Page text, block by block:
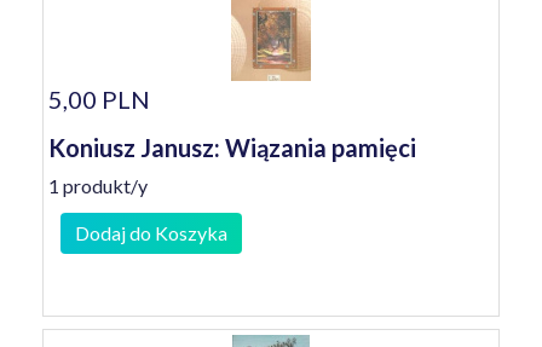
5,00 PLN
Koniusz Janusz: Wiązania pamięci
1 produkt/y
Dodaj do Koszyka